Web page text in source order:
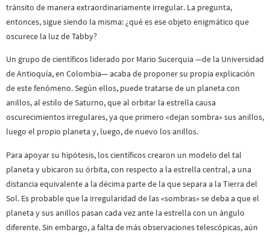
tránsito de manera extraordinariamente irregular. La pregunta,
entonces, sigue siendo la misma: ¿qué es ese objeto enigmático que
oscurece la luz de Tabby?
Un grupo de científicos liderado por Mario Sucerquia —de la Universidad
de Antioquía, en Colombia— acaba de proponer su propia explicación
de este fenómeno. Según ellos, puede tratarse de un planeta con
anillos, al estilo de Saturno, que al orbitar la estrella causa
oscurecimientos irregulares, ya que primero «dejan sombra» sus anillos,
luego el propio planeta y, luego, de nuevo los anillos.
Para apoyar su hipótesis, los científicos crearon un modelo del tal
planeta y ubicaron su órbita, con respecto a la estrella central, a una
distancia equivalente a la décima parte de la que separa a la Tierra del
Sol. Es probable que la irregularidad de las «sombras» se deba a que el
planeta y sus anillos pasan cada vez ante la estrella con un ángulo
diferente. Sin embargo, a falta de más observaciones telescópicas, aún